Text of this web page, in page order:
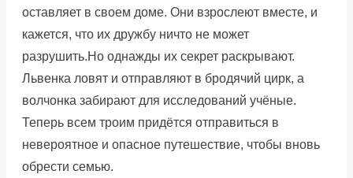
оставляет в своем доме. Они взрослеют вместе, и
кажется, что их дружбу ничто не может
разрушить.Но однажды их секрет раскрывают.
Львенка ловят и отправляют в бродячий цирк, а
волчонка забирают для исследований учёные.
Теперь всем троим придётся отправиться в
невероятное и опасное путешествие, чтобы вновь
обрести семью.